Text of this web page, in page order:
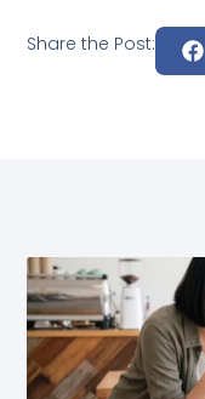
Share the Post: